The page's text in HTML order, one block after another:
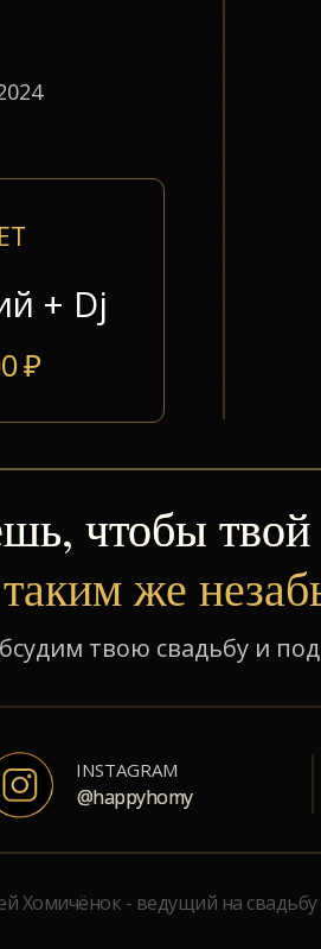
₽
+ Dj
INSTAGRAM
@happyhomy
@happyhomy
Хомичёнок - ведущий на свадьбу
чтобы твой
таким же
чтобы твой
твою свадьбу и